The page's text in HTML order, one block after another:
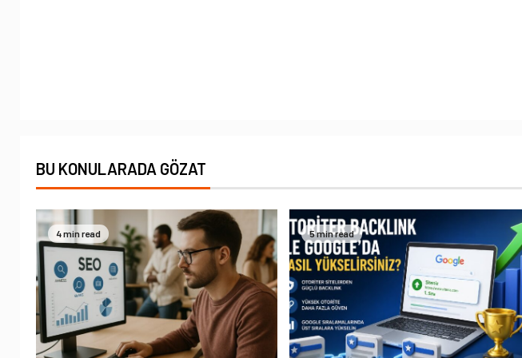
BU KONULARADA GÖZAT
4 min read 5 min read